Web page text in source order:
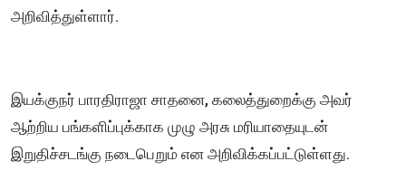
அறிவித்துள்ளார்.
இயக்குநர் பாரதிராஜா சாதனை, கலைத்துறைக்கு அவர்
ஆற்றிய பங்களிப்புக்காக முழு அரசு மரியாதையுடன்
இறுதிச்சடங்கு நடைபெறும் என அறிவிக்கப்பட்டுள்ளது.